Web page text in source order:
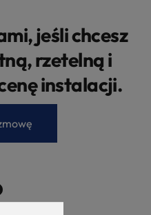
jeśli chcesz
rzetelną i
instalacji.